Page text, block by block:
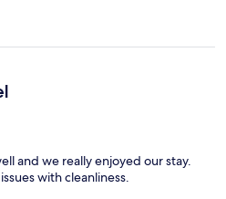
and we really enjoyed our stay.
with cleanliness.